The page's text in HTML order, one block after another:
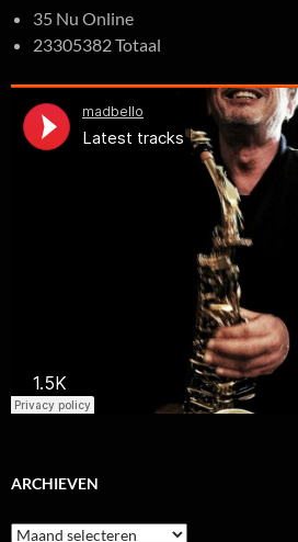
35 Nu Online
23305382 Totaal
ARCHIEVEN
Archieven